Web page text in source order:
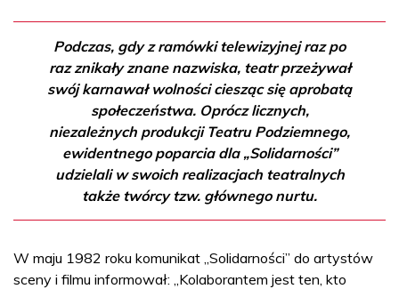
Podczas, gdy z ramówki telewizyjnej raz po
raz znikały znane nazwiska, teatr przeżywał
swój karnawał wolności ciesząc się aprobatą
społeczeństwa. Oprócz licznych,
niezależnych produkcji Teatru Podziemnego,
ewidentnego poparcia dla „Solidarności”
udzielali w swoich realizacjach teatralnych
także twórcy tzw. głównego nurtu.
W maju 1982 roku komunikat „Solidarności” do artystów
sceny i filmu informował: „Kolaborantem jest ten, kto